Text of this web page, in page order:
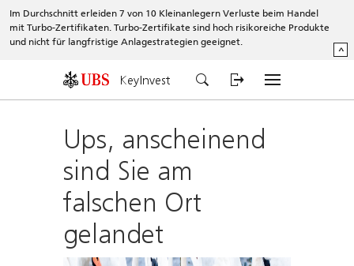
Im Durchschnitt erleiden 7 von 10 Kleinanlegern Verluste beim Handel
mit Turbo-Zertifikaten. Turbo-Zertifikate sind hoch risikoreiche Produkte
und nicht für langfristige Anlagestrategien geeignet.
^
KeyInvest
Ups, anscheinend
sind Sie am
falschen Ort
gelandet